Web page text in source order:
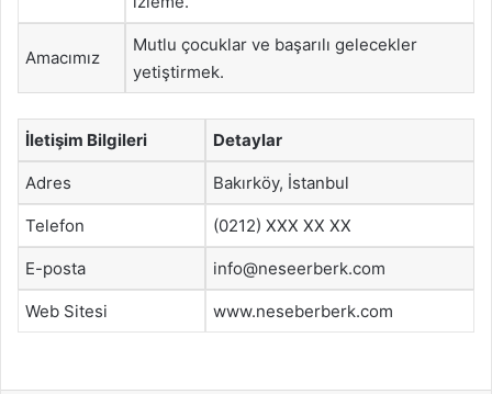
Amacımız
Mutlu çocuklar ve başarılı gelecekler
yetiştirmek.
İletişim Bilgileri Detaylar
Adres Bakırköy, İstanbul
Telefon (0212) XXX XX XX
E-posta info@neseerberk.com
Web Sitesi www.neseberberk.com